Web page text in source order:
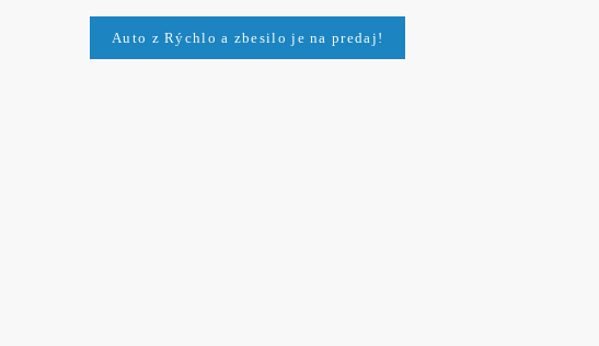
Navigace
Auto z Rýchlo a zbesilo je na predaj!